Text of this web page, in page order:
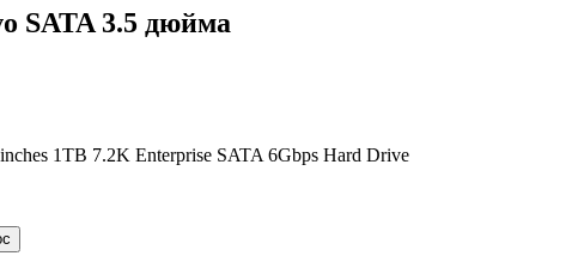
SATA 3.5 дюйма
1TB 7.2K Enterprise SATA 6Gbps Hard Drive